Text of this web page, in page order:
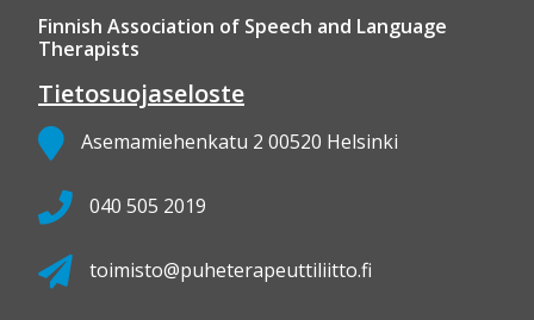
Finnish Association of Speech and Language
Therapists
Tietosuojaseloste
Asemamiehenkatu 2 00520 Helsinki
040 505 2019
toimisto@puheterapeuttiliitto.fi